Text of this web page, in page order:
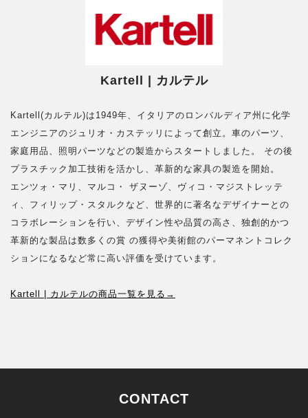
Kartell | カルテル
Kartell(カルテル)は1949年、イタリアのロンバルディア州に化学
エンジニアのジュリオ・カステッリによって創立。車のパーツ、
家庭用品、照明パーツなどの製造からスタートしました。 その後
プラスチック加工技術を活かし、革新的な家具の製造を開始。
エンツォ・マリ、マルコ・ ザヌーゾ、ヴィコ・マジストレッテ
ィ、フィリップ・スタルクなど、世界的に著名なデザイナーとの
コラボレーションを行い、デザイン性や品質の高さ、独創的かつ
革新的な製品は数多くの賞 の獲得や美術館のパーマネントコレク
ションになるなど常に高い評価を受けています。
Kartell | カルテルの商品一覧を見る→
CONTACT